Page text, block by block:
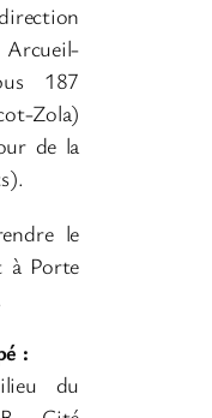
187
Zola)
de la
le
à Porte
:
du